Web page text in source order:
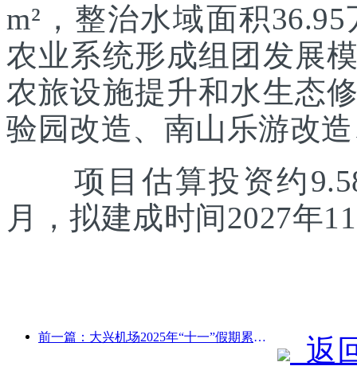
m²，整治水域面积
农业系统形成组团发展
农旅设施提升和水生态
验园改造、南山乐游改
项目估算投资约9.58
月，拟建成时间2027年
前一篇：大兴机场2025年“十一”假期累计运送旅客130万余人次
返